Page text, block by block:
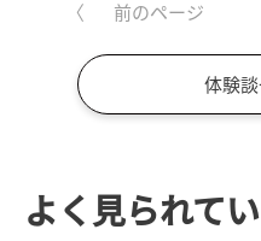
前のページ
体験
よく見られて